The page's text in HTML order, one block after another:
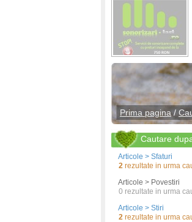
Prima pagina /
Cautare
Articole > Sfaturi
2 rezultate in urma
Articole > Povestiri
0 rezultate in urma
Articole > Stiri
2 rezultate in urma